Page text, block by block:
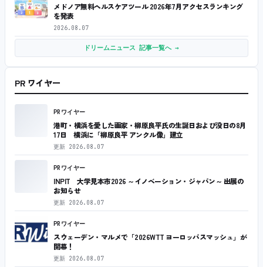
メドノア無料ヘルスケアツール 2026年7月アクセスランキング
を発表
2026.08.07
ドリームニュース 記事一覧へ →
PR ワイヤー
PRワイヤー
港町・横浜を愛した画家・柳原良平氏の生誕日および没日の8月
17日 横浜に「柳原良平 アンクル像」建立
更新 2026.08.07
PRワイヤー
INPIT 大学見本市2026 ～イノベーション・ジャパン～ 出展の
お知らせ
更新 2026.08.07
PRワイヤー
スウェーデン・マルメで「2026WTT ヨーロッパスマッシュ」が
開幕！
更新 2026.08.07